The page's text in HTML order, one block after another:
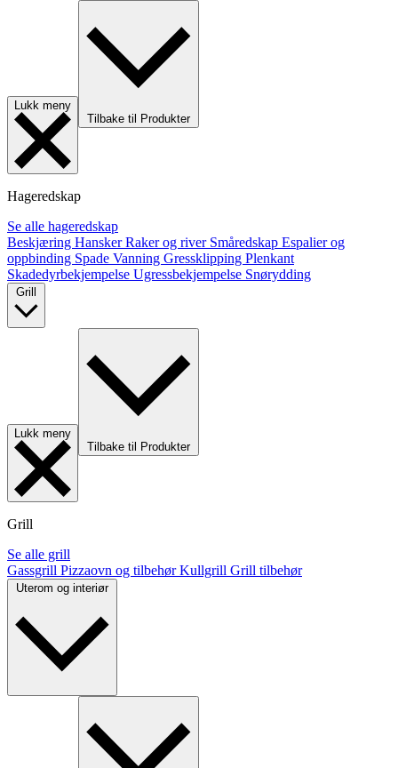
Lukk meny
Tilbake til Produkter
Hageredskap
Se alle hageredskap
Beskjæring HanskerRaker og river Småredskap Espalier og
oppbinding Spade Vanning Gressklipping Plenkant
Skadedyrbekjempelse Ugressbekjempelse Snørydding
Lukk meny
Tilbake til Produkter
Grill
Se alle grill
Gassgrill Pizzaovn og tilbehørKullgrill Grill tilbehør
Uterom og interiør